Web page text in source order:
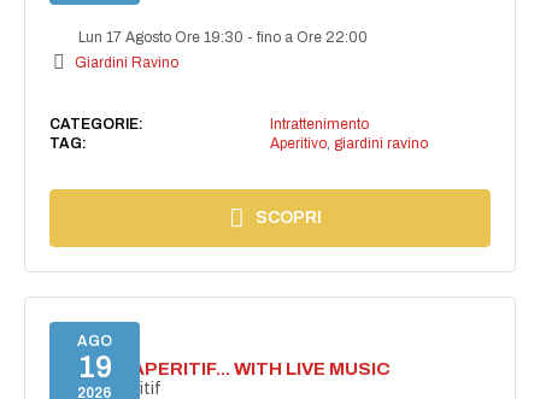
Lun 17 Agosto Ore 19:30 -fino a Ore 22:00
Giardini Ravino
CATEGORIE:
Intrattenimento
TAG:
Aperitivo, giardini ravino
SCOPRI
AGO
19
2026
SECRET APERITIF... WITH LIVE MUSIC
Secret aperitif